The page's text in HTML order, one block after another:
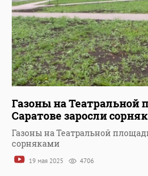
Газоны на Театральной
Саратове заросли
Газоны на Театральной
сорняками
19 мая 2025 4706